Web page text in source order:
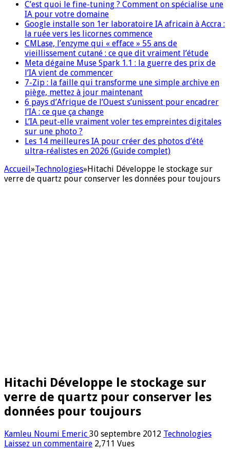
C’est quoi le fine-tuning ? Comment on spécialise une
IA pour votre domaine
Google installe son 1er laboratoire IA africain à Accra :
la ruée vers les licornes commence
CMLase, l’enzyme qui « efface » 55 ans de
vieillissement cutané : ce que dit vraiment l’étude
Meta dégaine Muse Spark 1.1 : la guerre des prix de
l’IA vient de commencer
7-Zip : la faille qui transforme une simple archive en
piège, mettez à jour maintenant
6 pays d’Afrique de l’Ouest s’unissent pour encadrer
l’IA : ce que ça change
L’IA peut-elle vraiment voler tes empreintes digitales
sur une photo ?
Les 14 meilleures IA pour créer des photos d’été
ultra-réalistes en 2026 (Guide complet)
Accueil»Technologies»Hitachi Développe le stockage sur
verre de quartz pour conserver les données pour toujours
Hitachi Développe le stockage sur
verre de quartz pour conserver les
données pour toujours
Kamleu Noumi Emeric 30 septembre 2012 Technologies
Laissez un commentaire 2,711 Vues